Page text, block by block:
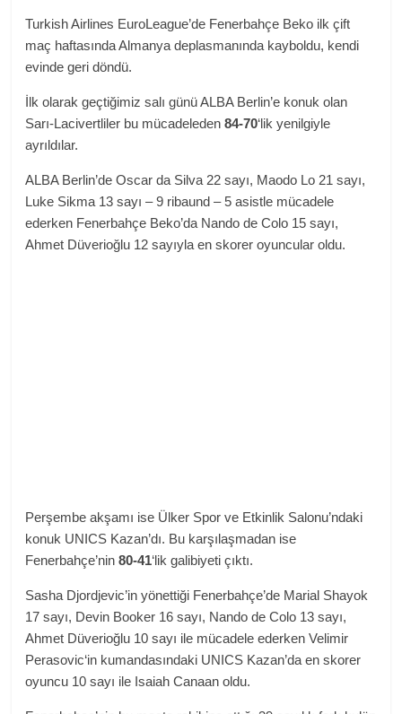
Turkish Airlines EuroLeague’de Fenerbahçe Beko ilk çift
maç haftasında Almanya deplasmanında kayboldu, kendi
evinde geri döndü.
İlk olarak geçtiğimiz salı günü ALBA Berlin’e konuk olan
Sarı-Lacivertliler bu mücadeleden84-70‘lik yenilgiyle
ayrıldılar.
ALBA Berlin’de Oscar da Silva 22 sayı, Maodo Lo 21 sayı,
Luke Sikma 13 sayı – 9 ribaund – 5 asistle mücadele
ederken Fenerbahçe Beko’da Nando de Colo 15 sayı,
Ahmet Düverioğlu 12 sayıyla en skorer oyuncular oldu.
Perşembe akşamı ise Ülker Spor ve Etkinlik Salonu’ndaki
konuk UNICS Kazan’dı. Bu karşılaşmadan ise
Fenerbahçe’nin80-41‘lik galibiyeti çıktı.
Sasha Djordjevic’in yönettiği Fenerbahçe’de Marial Shayok
17 sayı, Devin Booker 16 sayı, Nando de Colo 13 sayı,
Ahmet Düverioğlu 10 sayı ile mücadele ederken Velimir
Perasovic‘in kumandasındaki UNICS Kazan’da en skorer
oyuncu 10 sayı ile Isaiah Canaan oldu.